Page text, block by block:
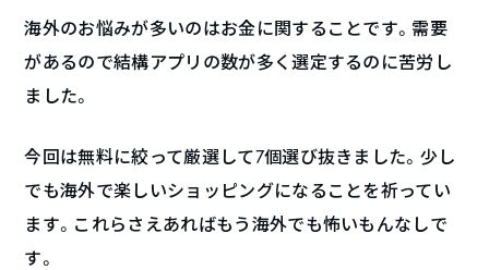
海外のお悩みが多いのはお金に関することです。需要
があるので結構アプリの数が多く選定するのに苦労し
ました。
今回は無料に絞って厳選して7個選び抜きました。少し
でも海外で楽しいショッピングになることを祈ってい
ます。これらさえあればもう海外でも怖いもんなしで
す。